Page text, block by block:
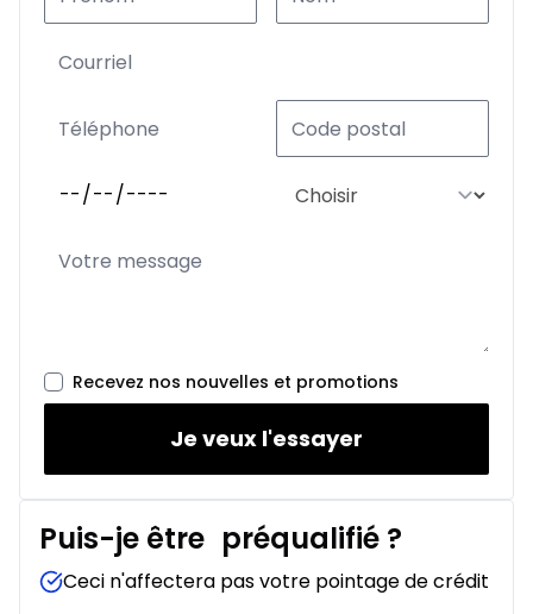
Recevez nos nouvelles et promotions
Je veux l'essayer
Puis-je être préqualifié ?
Ceci n'affectera pas votre pointage de crédit